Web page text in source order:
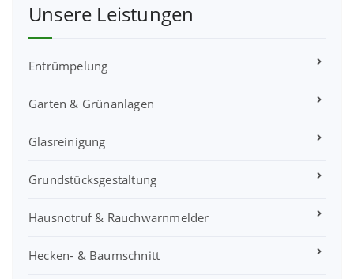
Unsere Leistungen
Entrümpelung
Garten & Grünanlagen
Glasreinigung
Grundstücksgestaltung
Hausnotruf & Rauchwarnmelder
Hecken- & Baumschnitt